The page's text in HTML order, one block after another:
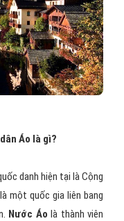
Áo là gì?
danh hiện tại là Cộng
một quốc gia liên bang
Nước Áolà thành viên